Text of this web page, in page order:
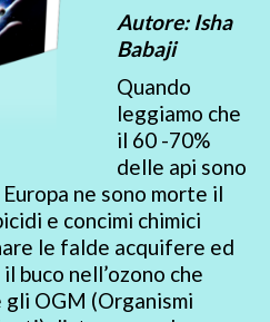
Autore: Isha
Babaji
Quando
leggiamo che
il 60 -70%
delle api sono
ne sono morte il
e concimi chimici
le falde acquifere ed
buco nell’ozono che
OGM (Organismi